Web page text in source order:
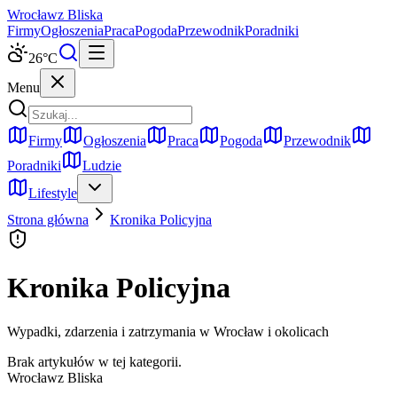
Wrocławz Bliska
FirmyOgłoszeniaPracaPogodaPrzewodnikPoradniki
26°C
Menu
Firmy Ogłoszenia Praca Pogoda
Przewodnik
Poradniki
Ludzie
Lifestyle
Strona główna
Kronika Policyjna
Kronika Policyjna
Wypadki, zdarzenia i zatrzymania w Wrocław i okolicach
Brak artykułów w tej kategorii.
Wrocławz Bliska